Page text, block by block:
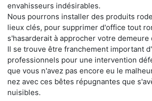
envahisseurs indésirables.
Nous pourrons installer des produits
lieux clés, pour supprimer d'office tout
s'hasarderait à approcher votre demeure
Il se trouve être franchement important
professionnels pour une intervention
que vous n'avez pas encore eu le
nez avec ces bêtes répugnantes que
nuisibles.